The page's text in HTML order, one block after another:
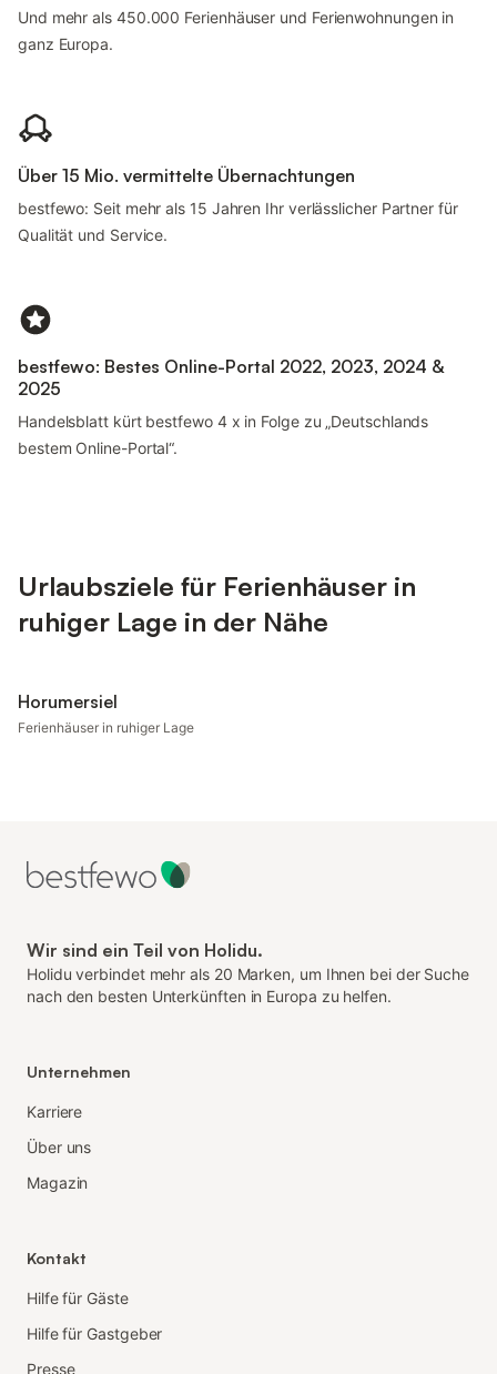
Und mehr als 450.000 Ferienhäuser und Ferienwohnungen in
ganz Europa.
Über 15 Mio. vermittelte Übernachtungen
bestfewo: Seit mehr als 15 Jahren Ihr verlässlicher Partner für
Qualität und Service.
bestfewo: Bestes Online-Portal 2022, 2023, 2024 &
2025
Handelsblatt kürt bestfewo 4 x in Folge zu „Deutschlands
bestem Online-Portal“.
Urlaubsziele für Ferienhäuser in
ruhiger Lage in der Nähe
Horumersiel
Ferienhäuser in ruhiger Lage
Wir sind ein Teil von Holidu.
Holidu verbindet mehr als 20 Marken, um Ihnen bei der Suche
nach den besten Unterkünften in Europa zu helfen.
Unternehmen
Karriere
Über uns
Magazin
Kontakt
Hilfe für Gäste
Hilfe für Gastgeber
Presse